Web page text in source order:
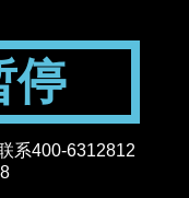
停
系400-6312812